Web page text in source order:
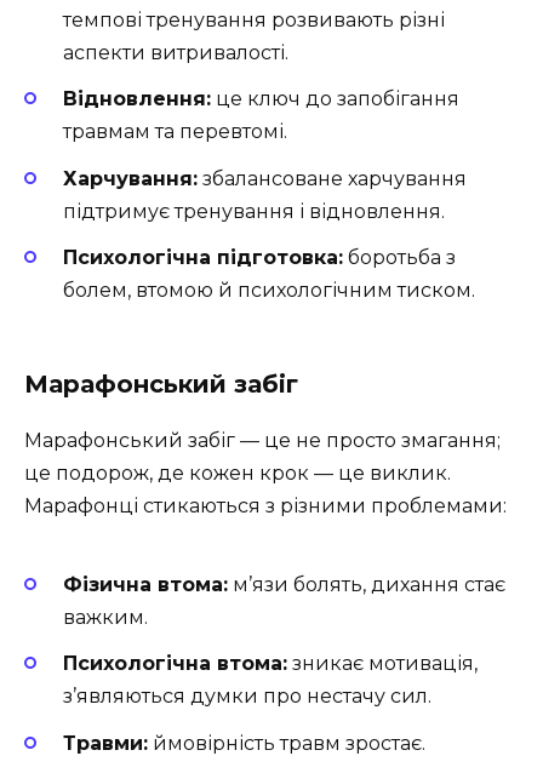
темпові тренування розвивають різні
аспекти витривалості.
Відновлення: це ключ до запобігання
травмам та перевтомі.
Харчування: збалансоване харчування
підтримує тренування і відновлення.
Психологічна підготовка: боротьба з
болем, втомою й психологічним тиском.
Марафонський забіг
Марафонський забіг — це не просто змагання;
це подорож, де кожен крок — це виклик.
Марафонці стикаються з різними проблемами:
Фізична втома: м’язи болять, дихання стає
важким.
Психологічна втома: зникає мотивація,
з’являються думки про нестачу сил.
Травми: ймовірність травм зростає.